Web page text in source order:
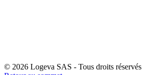
© 2026 Logeva SAS - Tous droits réservés